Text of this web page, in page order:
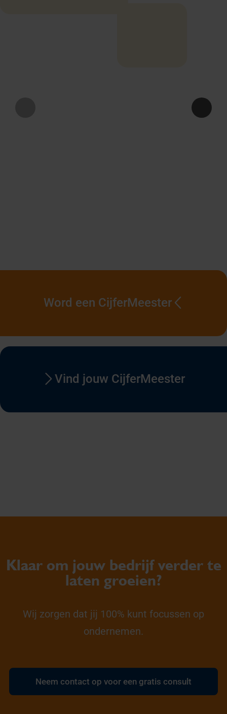
Word een CijferMeester
Vind jouw CijferMeester
Klaar om jouw bedrijf verder te
laten groeien?
Wij zorgen dat jij 100% kunt focussen op
ondernemen.
Neem contact op voor een gratis consult